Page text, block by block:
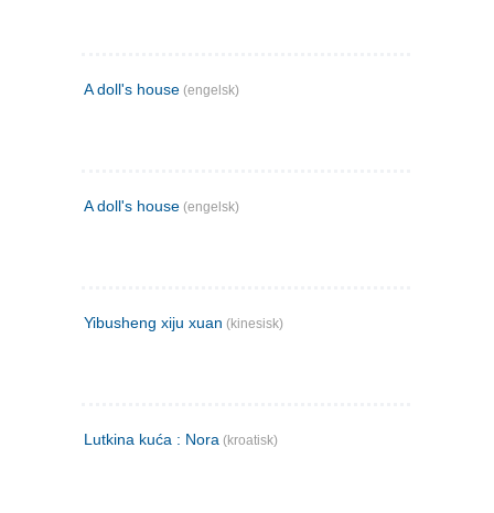
A doll's house (engelsk)
A doll's house (engelsk)
Yibusheng xiju xuan (kinesisk)
Lutkina kuća : Nora (kroatisk)